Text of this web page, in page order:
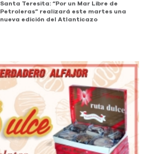
Santa Teresita: “Por un Mar Libre de
Petroleras” realizará este martes una
nueva edición del Atlanticazo